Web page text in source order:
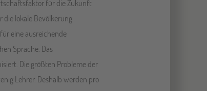
für die Zukunft
lokale Bevölkerung
eine ausreichende
Sprache. Das
Die größten Probleme der
Lehrer. Deshalb werden pro